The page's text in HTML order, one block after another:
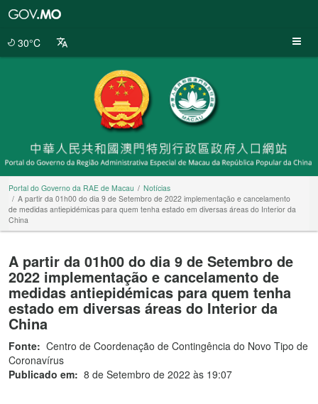
30°C
Portal do Governo da RAE de Macau
Notícias
A partir da 01h00 do dia 9 de Setembro de 2022 implementação e cancelamento
de medidas antiepidémicas para quem tenha estado em diversas áreas do Interior da
China
A partir da 01h00 do dia 9 de Setembro de
2022 implementação e cancelamento de
medidas antiepidémicas para quem tenha
estado em diversas áreas do Interior da
China
Fonte: Centro de Coordenação de Contingência do Novo Tipo de
Coronavírus
Publicado em: 8 de Setembro de 2022 às 19:07